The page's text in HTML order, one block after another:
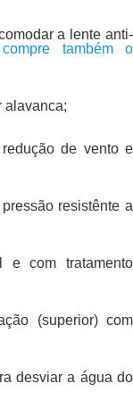
a lente anti-
também o
alavanca;
de vento e
resistênte a
e com tratamento
(superior) com
desviar a água do